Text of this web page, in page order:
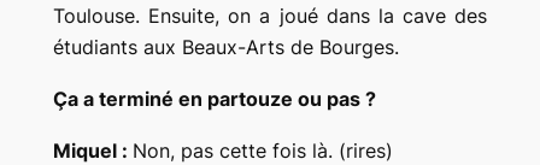
Toulouse. Ensuite, on a joué dans la cave des
étudiants aux Beaux-Arts de Bourges.
Ça a terminé en partouze ou pas ?
Miquel : Non, pas cette fois là. (rires)